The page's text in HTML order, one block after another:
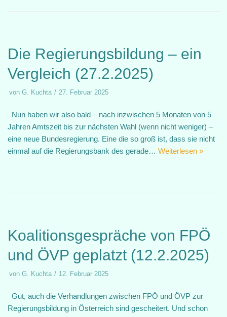
Die Regierungsbildung – ein
Vergleich (27.2.2025)
von G. Kuchta 27. Februar 2025
Nun haben wir also bald – nach inzwischen 5 Monaten von 5
Jahren Amtszeit bis zur nächsten Wahl (wenn nicht weniger) –
eine neue Bundesregierung. Eine die so groß ist, dass sie nicht
einmal auf die Regierungsbank des gerade… Weiterlesen »
Koalitionsgespräche von FPÖ
und ÖVP geplatzt (12.2.2025)
von G. Kuchta 12. Februar 2025
Gut, auch die Verhandlungen zwischen FPÖ und ÖVP zur
Regierungsbildung in Österreich sind gescheitert. Und schon